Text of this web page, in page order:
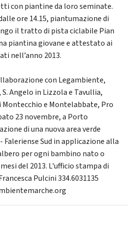
con piantine da loro seminate.
ore 14.15, piantumazione di
il tratto di pista ciclabile Pian
piantina giovane e attestato ai
nell’anno 2013.
con Legambiente,
Angelo in Lizzola e Tavullia,
e Montelabbate, Pro
23 novembre, a Porto
di una nuova area verde
Faleriense Sud in applicazione alla
per ogni bambino nato o
del 2013. L'ufficio stampa di
Pulcini 334.6031135